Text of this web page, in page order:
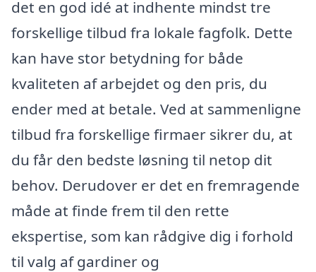
det en god idé at indhente mindst tre
forskellige tilbud fra lokale fagfolk. Dette
kan have stor betydning for både
kvaliteten af arbejdet og den pris, du
ender med at betale. Ved at sammenligne
tilbud fra forskellige firmaer sikrer du, at
du får den bedste løsning til netop dit
behov. Derudover er det en fremragende
måde at finde frem til den rette
ekspertise, som kan rådgive dig i forhold
til valg af gardiner og